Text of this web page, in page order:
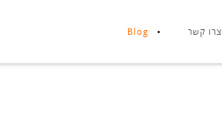
צרו קשר Blog